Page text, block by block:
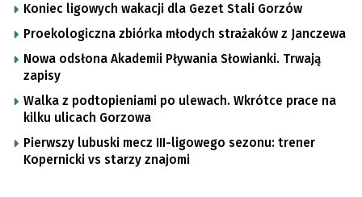
Koniec ligowych wakacji dla Gezet Stali Gorzów
Proekologiczna zbiórka młodych strażaków z Janczewa
Nowa odsłona Akademii Pływania Słowianki. Trwają
zapisy
Walka z podtopieniami po ulewach. Wkrótce prace na
kilku ulicach Gorzowa
Pierwszy lubuski mecz III-ligowego sezonu: trener
Kopernicki vs starzy znajomi